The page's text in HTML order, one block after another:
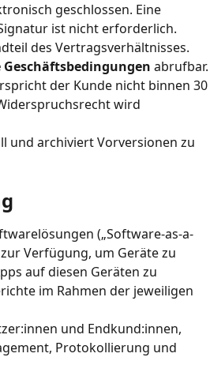
geschlossen. Eine
ist nicht erforderlich.
des Vertragsverhältnisses.
abrufbar.
der Kunde nicht binnen 30
wird
und archiviert Vorversionen zu
(„Software-as-a-
Verfügung, um Geräte zu
auf diesen Geräten zu
im Rahmen der jeweiligen
und Endkund:innen,
Protokollierung und